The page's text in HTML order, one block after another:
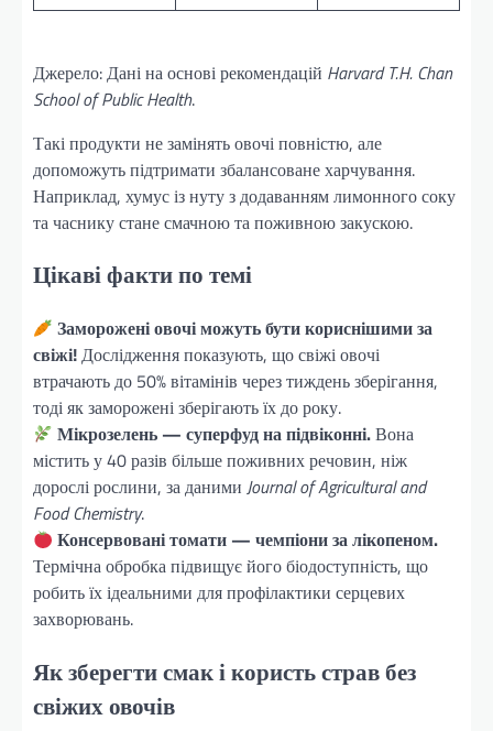
Джерело: Дані на основі рекомендацій Harvard T.H. Chan
School of Public Health.
Такі продукти не замінять овочі повністю, але
допоможуть підтримати збалансоване харчування.
Наприклад, хумус із нуту з додаванням лимонного соку
та часнику стане смачною та поживною закускою.
Цікаві факти по темі
Заморожені овочі можуть бути кориснішими за
свіжі!Дослідження показують, що свіжі овочі
втрачають до 50% вітамінів через тиждень зберігання,
тоді як заморожені зберігають їх до року.
Мікрозелень — суперфуд на підвіконні.Вона
містить у 40 разів більше поживних речовин, ніж
дорослі рослини, за даними Journal of Agricultural and
Food Chemistry.
Консервовані томати — чемпіони за лікопеном.
Термічна обробка підвищує його біодоступність, що
робить їх ідеальними для профілактики серцевих
захворювань.
Як зберегти смак і користь страв без
свіжих овочів